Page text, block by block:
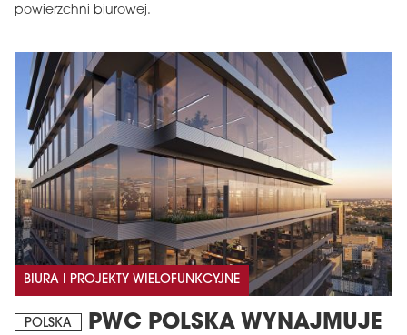
powierzchni biurowej.
BIURA I PROJEKTY WIELOFUNKCYJNE
POLSKA PWC POLSKA WYNAJMUJE